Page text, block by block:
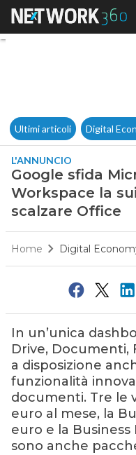
Ultimi articoli Digital
L'ANNUNCIO
Google sfida
Workspace la
scalzare Office
Home Digital
In un’unica
Drive, Documenti,
a disposizione
funzionalità
documenti. Tre le
euro al mese, la
euro e la Business
sono anche